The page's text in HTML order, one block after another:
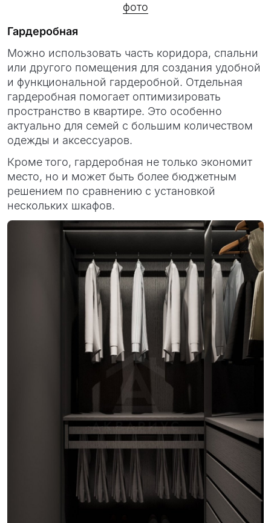
фото
Гардеробная
Можно использовать часть коридора, спальни
или другого помещения для создания удобной
и функциональной гардеробной. Отдельная
гардеробная помогает оптимизировать
пространство в квартире. Это особенно
актуально для семей с большим количеством
одежды и аксессуаров.
Кроме того, гардеробная не только экономит
место, но и может быть более бюджетным
решением по сравнению с установкой
нескольких шкафов.